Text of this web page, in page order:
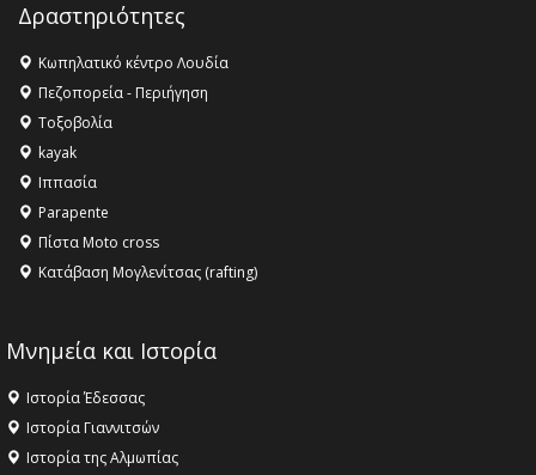
Δραστηριότητες
Κωπηλατικό κέντρο Λουδία
Πεζοπορεία - Περιήγηση
Τοξοβολία
kayak
Ιππασία
Parapente
Πίστα Moto cross
Κατάβαση Μογλενίτσας (rafting)
Μνημεία και Ιστορία
Ιστορία Έδεσσας
Ιστορία Γιαννιτσών
Ιστορία της Αλμωπίας